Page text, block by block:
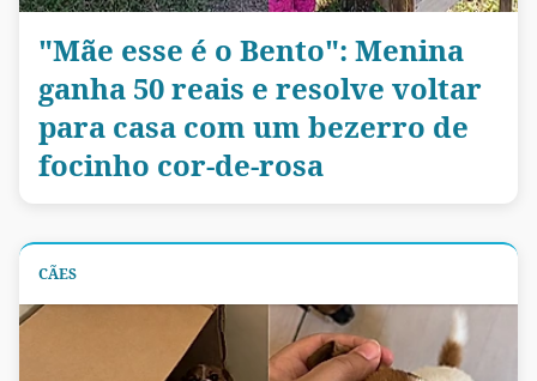
"Mãe esse é o Bento": Menina
ganha 50 reais e resolve voltar
para casa com um bezerro de
focinho cor-de-rosa
CÃES